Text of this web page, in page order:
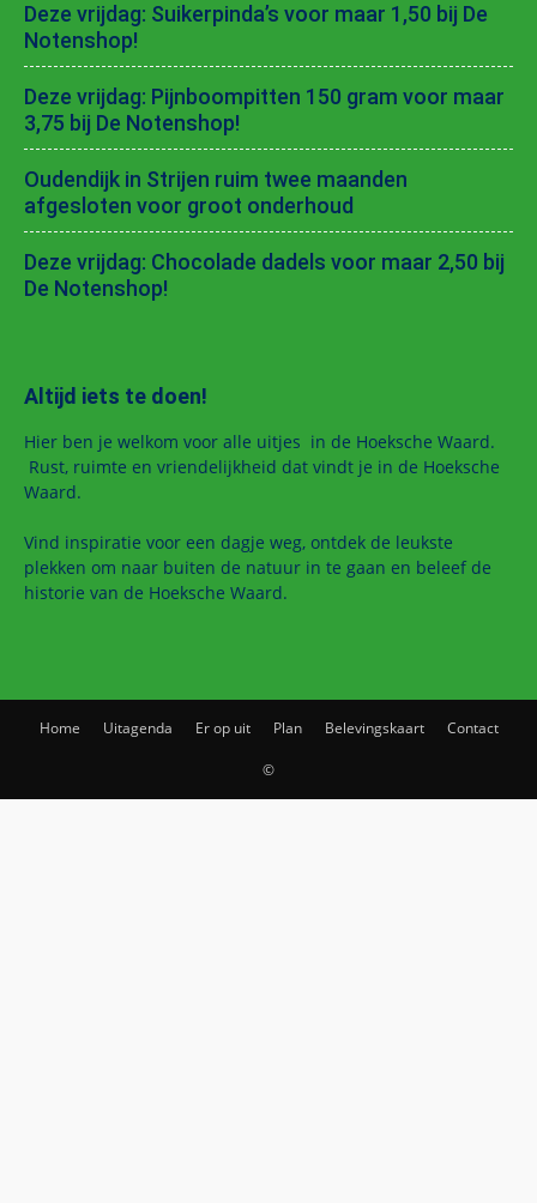
Deze vrijdag: Suikerpinda’s voor maar 1,50 bij De
Notenshop!
Deze vrijdag: Pijnboompitten 150 gram voor maar
3,75 bij De Notenshop!
Oudendijk in Strijen ruim twee maanden
afgesloten voor groot onderhoud
Deze vrijdag: Chocolade dadels voor maar 2,50 bij
De Notenshop!
Altijd iets te doen!
Hier ben je welkom voor alle uitjes in de Hoeksche Waard.
Rust, ruimte en vriendelijkheid dat vindt je in de Hoeksche
Waard.
Vind inspiratie voor een dagje weg, ontdek de leukste
plekken om naar buiten de natuur in te gaan en beleef de
historie van de Hoeksche Waard.
Home Uitagenda Er op uit Plan Belevingskaart Contact
©